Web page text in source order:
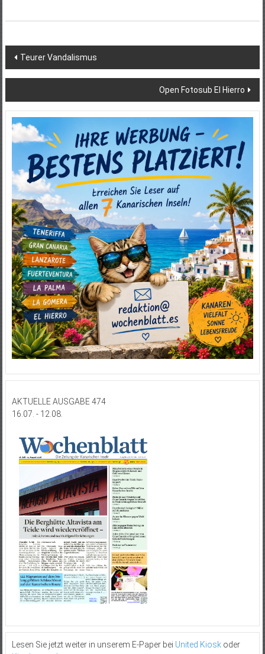
Beitragsnavigation
Teurer Vandalismus
Open Fotosub El Hierro
AKTUELLE AUSGABE 474
16.07. - 12.08.
Lesen Sie jetzt weiter in unserem E-Paper bei United Kioskoder